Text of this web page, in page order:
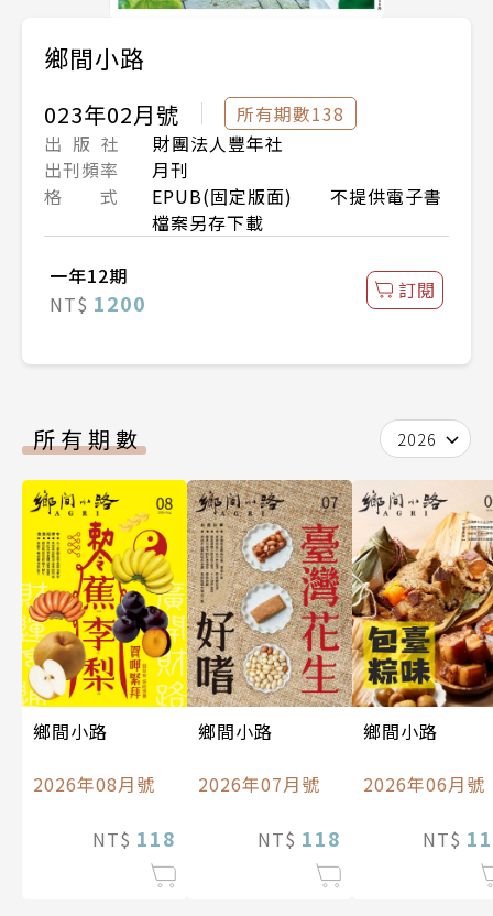
鄉間小路
023年02月號
所有期數138
出 版 社
財團法人豐年社
出刊頻率
月刊
格 式
EPUB(固定版面) 不提供電子書
檔案另存下載
一年12期
NT$ 1200 訂閱
所有期數 2026
鄉間小路
2026年08月號
NT$ 118
鄉間小路
2026年07月號
NT$ 118
鄉間小路
2026年06月號
NT$